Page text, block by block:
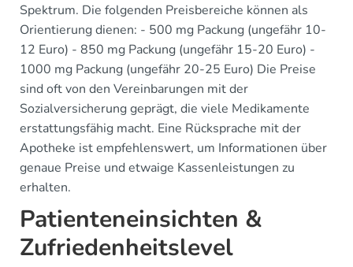
Spektrum. Die folgenden Preisbereiche können als
Orientierung dienen: - 500 mg Packung (ungefähr 10-
12 Euro) - 850 mg Packung (ungefähr 15-20 Euro) -
1000 mg Packung (ungefähr 20-25 Euro) Die Preise
sind oft von den Vereinbarungen mit der
Sozialversicherung geprägt, die viele Medikamente
erstattungsfähig macht. Eine Rücksprache mit der
Apotheke ist empfehlenswert, um Informationen über
genaue Preise und etwaige Kassenleistungen zu
erhalten.
Patienteneinsichten &
Zufriedenheitslevel